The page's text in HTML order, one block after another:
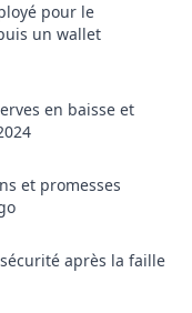
pour le
un wallet
en baisse et
et promesses
après la faille